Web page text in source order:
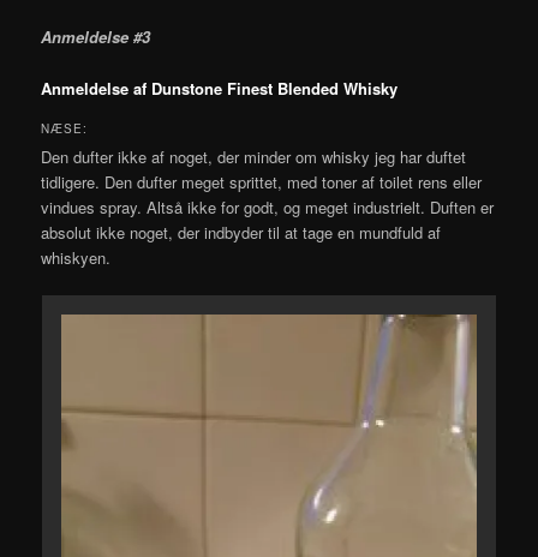
Anmeldelse #3
Anmeldelse af Dunstone Finest Blended Whisky
NÆSE:
Den dufter ikke af noget, der minder om whisky jeg har duftet
tidligere. Den dufter meget sprittet, med toner af toilet rens eller
vindues spray. Altså ikke for godt, og meget industrielt. Duften er
absolut ikke noget, der indbyder til at tage en mundfuld af
whiskyen.